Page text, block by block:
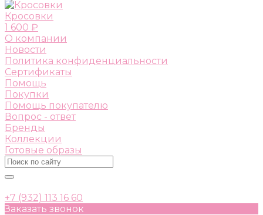
Кросовки
1 600 ₽
О компании
Новости
Политика конфиденциальности
Сертификаты
Помощь
Покупки
Помощь покупателю
Вопрос - ответ
Бренды
Коллекции
Готовые образы
+7 (932) 113 16 60
Заказать звонок